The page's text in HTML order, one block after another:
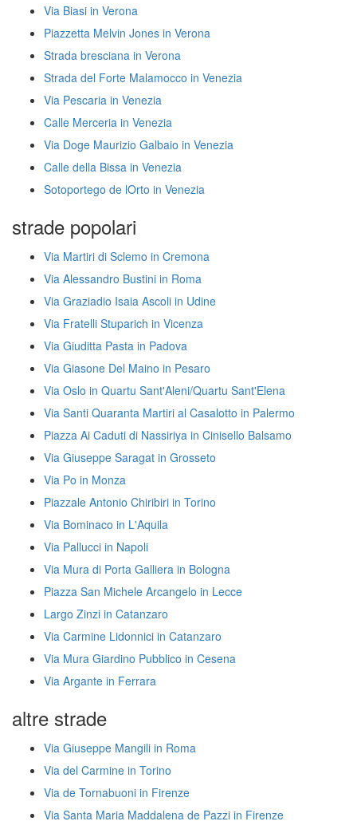
Via Biasi in Verona
Piazzetta Melvin Jones in Verona
Strada bresciana in Verona
Strada del Forte Malamocco in Venezia
Via Pescaria in Venezia
Calle Merceria in Venezia
Via Doge Maurizio Galbaio in Venezia
Calle della Bissa in Venezia
Sotoportego de lOrto in Venezia
strade popolari
Via Martiri di Sclemo in Cremona
Via Alessandro Bustini in Roma
Via Graziadio Isaia Ascoli in Udine
Via Fratelli Stuparich in Vicenza
Via Giuditta Pasta in Padova
Via Giasone Del Maino in Pesaro
Via Oslo in Quartu Sant'Aleni/Quartu Sant'Elena
Via Santi Quaranta Martiri al Casalotto in Palermo
Piazza Ai Caduti di Nassiriya in Cinisello Balsamo
Via Giuseppe Saragat in Grosseto
Via Po in Monza
Piazzale Antonio Chiribiri in Torino
Via Bominaco in L'Aquila
Via Pallucci in Napoli
Via Mura di Porta Galliera in Bologna
Piazza San Michele Arcangelo in Lecce
Largo Zinzi in Catanzaro
Via Carmine Lidonnici in Catanzaro
Via Mura Giardino Pubblico in Cesena
Via Argante in Ferrara
altre strade
Via Giuseppe Mangili in Roma
Via del Carmine in Torino
Via de Tornabuoni in Firenze
Via Santa Maria Maddalena de Pazzi in Firenze